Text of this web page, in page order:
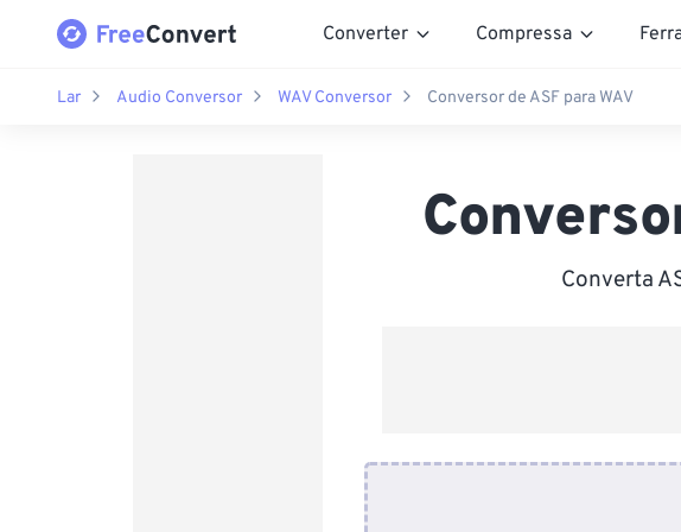
Converter Compressa
Lar Audio Conversor WAV Conversor Conversor de ASF para WAV
Converta